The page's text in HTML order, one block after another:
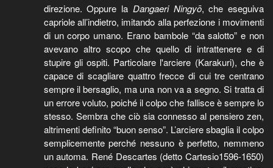
direzione. Oppure la Dangaeri Ningyō, che eseguiva
capriole all’indietro, imitando alla perfezione i movimenti
di un corpo umano. Erano bambole “da salotto” e non
avevano altro scopo che quello di intrattenere e di
stupire gli ospiti. Particolare l'arciere (Karakuri), che è
capace di scagliare quattro frecce di cui tre centrano
sempre il bersaglio, ma una non va a segno. Si tratta di
un errore voluto, poiché il colpo che fallisce è sempre lo
stesso. Sembra che ciò sia connesso al pensiero zen,
altrimenti definito “buon senso”. L’arciere sbaglia il colpo
semplicemente perché nessuno è perfetto, nemmeno
un automa. René Descartes (detto Cartesio1596-1650)